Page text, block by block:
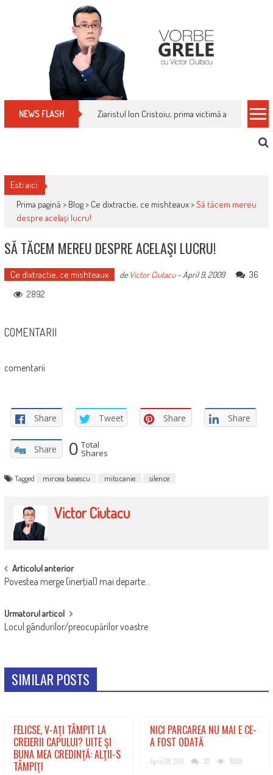
NEWS FLASH Ziaristul Ion Cristoiu, prima victimă a noi
Esti aici:
Prima pagină > Blog> Ce dixtractie, ce mishteaux>Să tăcem mereu
despre acelaşi lucru!
SĂ TĂCEM MEREU DESPRE ACELAŞI LUCRU!
Ce dixtractie, ce mishteaux de Victor Ciutacu-April 9, 2009
36
2892
COMENTARII
comentarii
Share Tweet Share Share
Share 0 Total
Shares
Tagged mircea basescu mitocanie silence
Victor Ciutacu
POST
NAVIGATION
Articolul anterior
Povestea merge (inerţial) mai departe…
Urmatorul articol
Locul gândurilor/preocupărilor voastre
SIMILAR POSTS
FELICSE, V-AŢI TÂMPIT LA
CREIERII CAPULUI? UITE ŞI
BUNA MEA CREDINŢĂ: ALŢII-S
TÂMPIŢI
NICI PARCAREA NU MAI E CE-
A FOST ODATĂ
April 28, 2011 33 3598